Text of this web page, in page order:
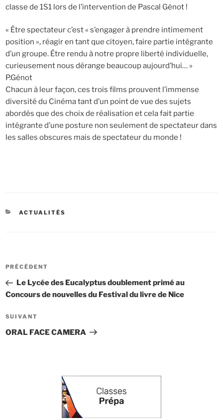
classe de 1S1 lors de l’intervention de Pascal Génot !
« Être spectateur c’est « s’engager à prendre intimement
position », réagir en tant que citoyen, faire partie intégrante
d’un groupe. Être rendu à notre propre liberté individuelle,
curieusement nous dérange beaucoup aujourd’hui… »
P.Génot
Chacun à leur façon, ces trois films prouvent l’immense
diversité du Cinéma tant d’un point de vue des sujets
abordés que des choix de réalisation et cela fait partie
intégrante d’une posture non seulement de spectateur dans
les salles obscures mais de spectateur du monde !
CATÉGORIES
ACTUALITÉS
Navigation
l’article
Article
précédent
PRÉCÉDENT
Le Lycée des Eucalyptus doublement primé au
Concours de nouvelles du Festival du livre de Nice
Article
suivant
SUIVANT
ORAL FACE CAMERA